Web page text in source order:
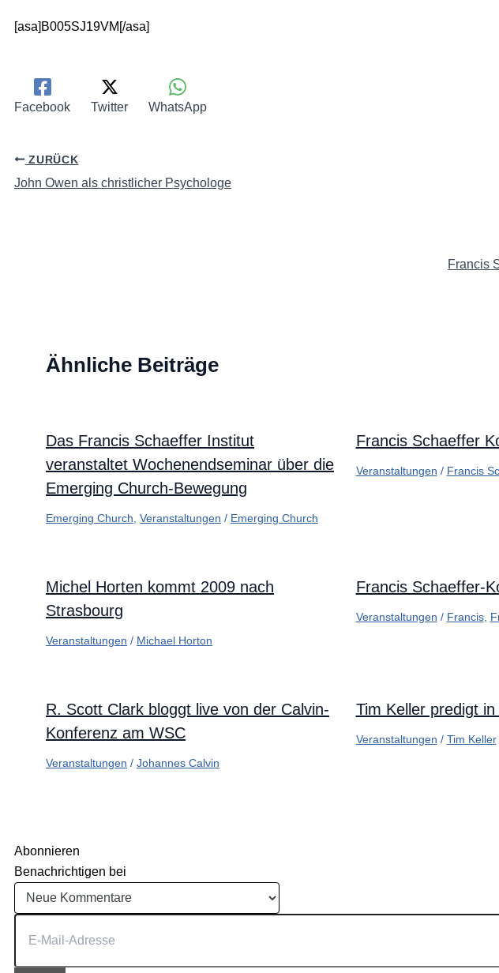
[asa]B005SJ19VM[/asa]
Facebook Twitter WhatsApp
ZURÜCK
John Owen als christlicher Psychologe
Francis
Ähnliche Beiträge
Das Francis Schaeffer Institut
veranstaltet Wochenendseminar über die
Emerging Church-Bewegung
Emerging Church Veranstaltungen / Emerging Church
Francis Schaeffer
Veranstaltungen / Francis
Michel Horten kommt 2009 nach
Strasbourg
Veranstaltungen / Michael Horton
Francis Schaeffer-
Veranstaltungen / Francis,
R. Scott Clark bloggt live von der Calvin-
Konferenz am WSC
Veranstaltungen / Johannes Calvin
Tim Keller predigt in
Veranstaltungen / Tim Keller
Abonnieren
Benachrichtigen bei